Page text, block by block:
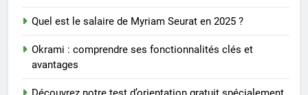
Quel est le salaire de Myriam Seurat en 2025 ?
Okrami : comprendre ses fonctionnalités clés et
avantages